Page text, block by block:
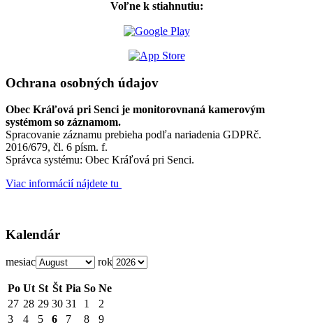
Voľne k stiahnutiu:
Ochrana osobných údajov
Obec Kráľová pri Senci je monitorovnaná kamerovým
systémom so záznamom.
Spracovanie záznamu prebieha podľa nariadenia GDPRč.
2016/679, čl. 6 písm. f.
Správca systému: Obec Kráľová pri Senci.
Viac informácií nájdete tu
Kalendár
mesiac rok
Po Ut St Št Pia So Ne
27 28 29 30 31 1
2
3
4 5 6 7 8
9